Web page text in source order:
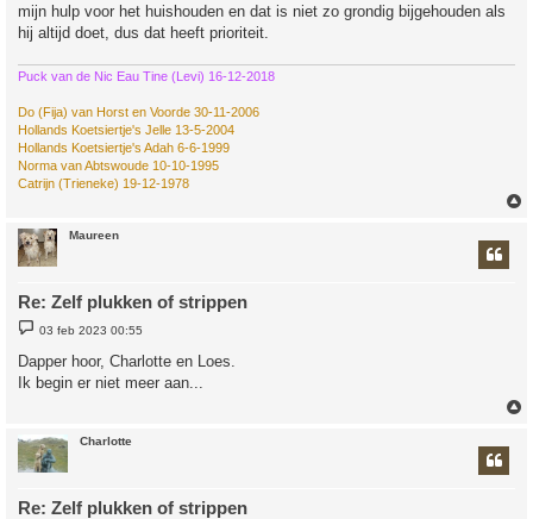
mijn hulp voor het huishouden en dat is niet zo grondig bijgehouden als
hij altijd doet, dus dat heeft prioriteit.
Puck van de Nic Eau Tine (Levi) 16-12-2018
Do (Fija) van Horst en Voorde 30-11-2006
Hollands Koetsiertje's Jelle 13-5-2004
Hollands Koetsiertje's Adah 6-6-1999
Norma van Abtswoude 10-10-1995
Catrijn (Trieneke) 19-12-1978
Maureen
Re: Zelf plukken of strippen
B
e
i
c
03 feb 2023 00:55
Dapper hoor, Charlotte en Loes.
Ik begin er niet meer aan...
Charlotte
Re: Zelf plukken of strippen